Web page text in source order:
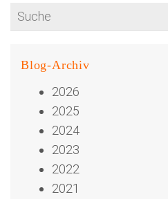
Search
for:
Blog-Archiv
2026
2025
2024
2023
2022
2021